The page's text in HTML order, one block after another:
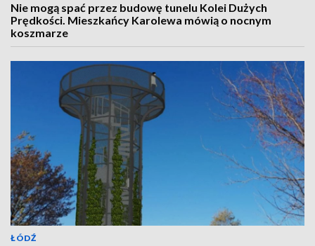
Nie mogą spać przez budowę tunelu Kolei Dużych
Prędkości. Mieszkańcy Karolewa mówią o nocnym
koszmarze
ŁÓDŹ